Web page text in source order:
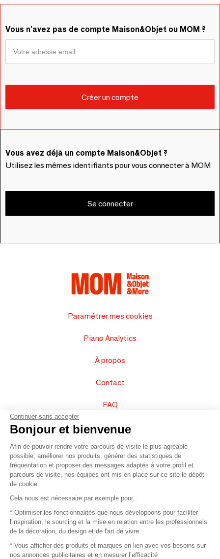
Vous n'avez pas de compte Maison&Objet ou MOM ?
Vous avez déjà un compte Maison&Objet ?
Utilisez les mêmes identifiants pour vous connecter à MOM
Se connecter
Paramétrer mes cookies
Piano Analytics
À propos
Contact
FAQ
Vendez vos produits
Plan du site
© 2016 –Organisation SAFI
Recrutement
Continuer sans accepter
Bonjour et bienvenue
Afin de pouvoir rendre votre parcours de visite le plus agréable
possible, améliorer nos produits, générer des statistiques de
fréquentation et proposer des messages adaptés à votre profil et
parcours de visite, nos équipes ont mis en place sur ce site le dépôt
de cookie.
Cela nous est nécessaire par exemple pour :
* Optimiser les fonctionnalités que nous développons pour faciliter
l'inspiration, le sourcing et la mise en relation entre les professionnels
de la décoration, du design et de l'art de vivre
* Vous afficher des produits et marques en lien avec vos besoins sur
nos annonces publicitaires et en mesurer l’efficacité